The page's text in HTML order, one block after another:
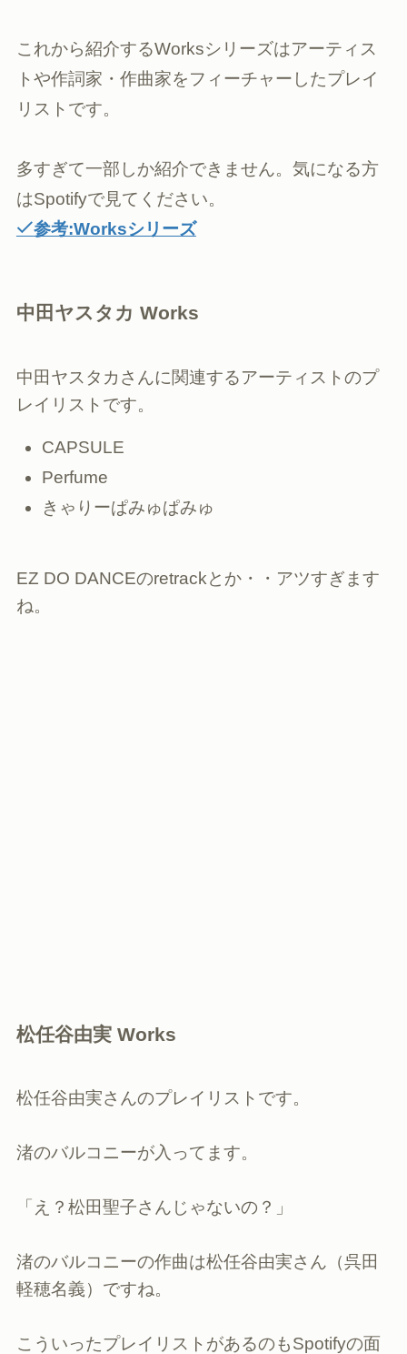
これから紹介するWorksシリーズはアーティス
トや作詞家・作曲家をフィーチャーしたプレイ
リストです。
多すぎて一部しか紹介できません。気になる方
はSpotifyで見てください。
参考:Worksシリーズ
中田ヤスタカ Works
中田ヤスタカさんに関連するアーティストのプ
レイリストです。
CAPSULE
Perfume
きゃりーぱみゅぱみゅ
EZ DO DANCEのretrackとか・・アツすぎます
ね。
松任谷由実 Works
松任谷由実さんのプレイリストです。
渚のバルコニーが入ってます。
「え？松田聖子さんじゃないの？」
渚のバルコニーの作曲は松任谷由実さん（呉田
軽穂名義）ですね。
こういったプレイリストがあるのもSpotifyの面